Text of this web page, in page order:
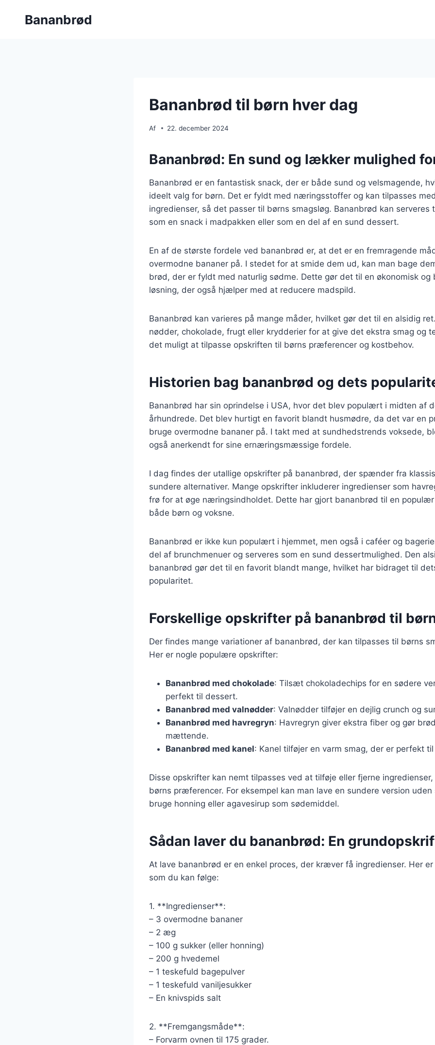
Bananbrød
Bananbrød til børn hver dag
Af 22. december 2024
Bananbrød: En sund og lækker mulighed
Bananbrød er en fantastisk snack, der er både sund og velsmagende,
ideelt valg for børn. Det er fyldt med næringsstoffer og kan tilpasses
ingredienser, så det passer til børns smagsløg. Bananbrød kan serveres
som en snack i madpakken eller som en del af en sund dessert.
En af de største fordele ved bananbrød er, at det er en fremragende
overmodne bananer på. I stedet for at smide dem ud, kan man bage
brød, der er fyldt med naturlig sødme. Dette gør det til en økonomisk
løsning, der også hjælper med at reducere madspild.
Bananbrød kan varieres på mange måder, hvilket gør det til en alsidig
nødder, chokolade, frugt eller krydderier for at give det ekstra smag og
det muligt at tilpasse opskriften til børns præferencer og kostbehov.
Historien bag bananbrød og dets
Bananbrød har sin oprindelse i USA, hvor det blev populært i midten af
århundrede. Det blev hurtigt en favorit blandt husmødre, da det var en
bruge overmodne bananer på. I takt med at sundhedstrends voksede,
også anerkendt for sine ernæringsmæssige fordele.
I dag findes der utallige opskrifter på bananbrød, der spænder fra
sundere alternativer. Mange opskrifter inkluderer ingredienser som
frø for at øge næringsindholdet. Dette har gjort bananbrød til en
både børn og voksne.
Bananbrød er ikke kun populært i hjemmet, men også i caféer og
del af brunchmenuer og serveres som en sund dessertmulighed. Den
bananbrød gør det til en favorit blandt mange, hvilket har bidraget til
popularitet.
Forskellige opskrifter på bananbrød til
Der findes mange variationer af bananbrød, der kan tilpasses til børns
Her er nogle populære opskrifter:
Bananbrød med chokolade: Tilsæt chokoladechips for en sødere
perfekt til dessert.
Bananbrød med valnødder: Valnødder tilføjer en dejlig crunch og
Bananbrød med havregryn: Havregryn giver ekstra fiber og gør
mættende.
Bananbrød med kanel: Kanel tilføjer en varm smag, der er perfekt
Disse opskrifter kan nemt tilpasses ved at tilføje eller fjerne
børns præferencer. For eksempel kan man lave en sundere version
bruge honning eller agavesirup som sødemiddel.
Sådan laver du bananbrød: En
At lave bananbrød er en enkel proces, der kræver få ingredienser. Her
som du kan følge:
1. **Ingredienser**:
– 3 overmodne bananer
– 2 æg
– 100 g sukker (eller honning)
– 200 g hvedemel
– 1 teskefuld bagepulver
– 1 teskefuld vaniljesukker
– En knivspids salt
2. **Fremgangsmåde**:
– Forvarm ovnen til 175 grader.